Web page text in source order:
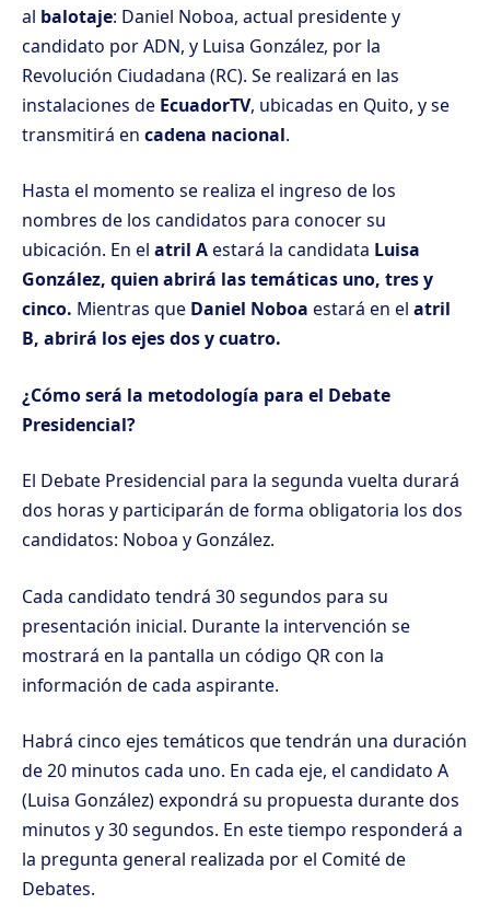
al balotaje: Daniel Noboa, actual presidente y
candidato por ADN, y Luisa González, por la
Revolución Ciudadana (RC). Se realizará en las
instalaciones de EcuadorTV, ubicadas en Quito, y se
transmitirá en cadena nacional.
Hasta el momento se realiza el ingreso de los
nombres de los candidatos para conocer su
ubicación. En el atril Aestará la candidata Luisa
González, quien abrirá las temáticas uno, tres y
cinco. Mientras que Daniel Noboa estará en el atril
B, abrirá los ejes dos y cuatro.
¿Cómo será la metodología para el Debate
Presidencial?
El Debate Presidencial para la segunda vuelta durará
dos horas y participarán de forma obligatoria los dos
candidatos: Noboa y González.
Cada candidato tendrá 30 segundos para su
presentación inicial. Durante la intervención se
mostrará en la pantalla un código QR con la
información de cada aspirante.
Habrá cinco ejes temáticos que tendrán una duración
de 20 minutos cada uno. En cada eje, el candidato A
(Luisa González) expondrá su propuesta durante dos
minutos y 30 segundos. En este tiempo responderá a
la pregunta general realizada por el Comité de
Debates.